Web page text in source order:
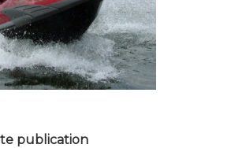
publication